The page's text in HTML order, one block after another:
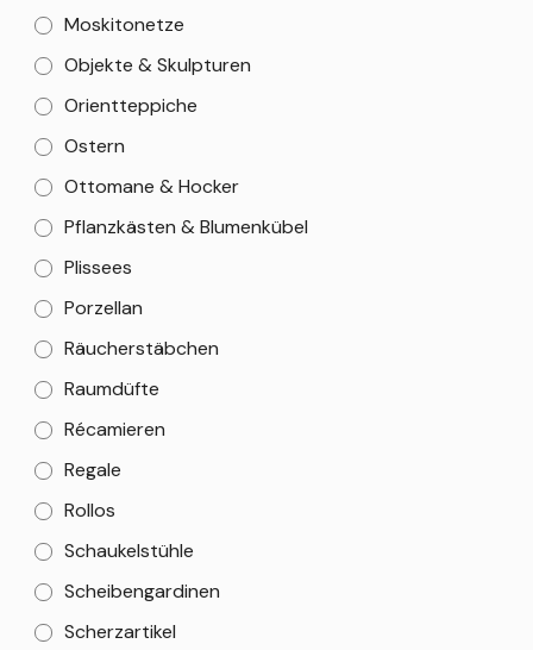
Moskitonetze
Objekte & Skulpturen
Orientteppiche
Ostern
Ottomane & Hocker
Pflanzkästen & Blumenkübel
Plissees
Porzellan
Räucherstäbchen
Raumdüfte
Récamieren
Regale
Rollos
Schaukelstühle
Scheibengardinen
Scherzartikel